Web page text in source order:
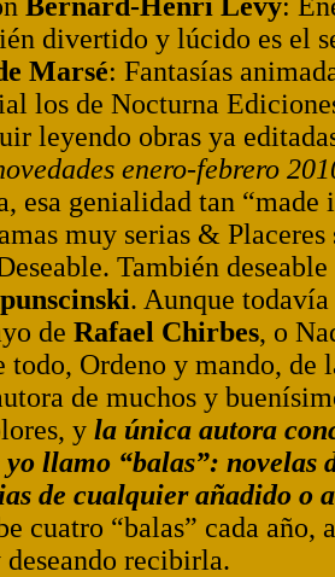
divertido y lúcido es el
Marsé: Fantasías
los de Nocturna
leyendo obras ya
enero-febrero
esa genialidad tan “made
muy serias &
También
. Aunque
de Rafael Chirbes, o
todo, Ordeno y mando, de
de muchos y
y la única autora
llamo “balas”: novelas
de cualquier añadido o
cuatro “balas” cada año,
recibirla.